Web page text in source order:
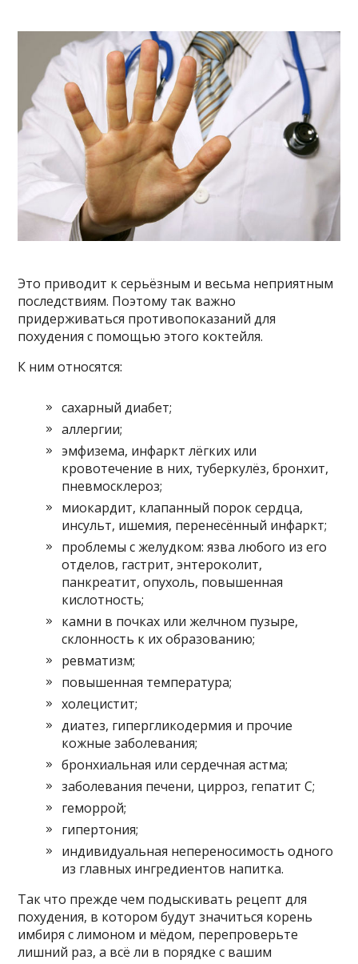
Это приводит к серьёзным и весьма неприятным
последствиям. Поэтому так важно
придерживаться противопоказаний для
похудения с помощью этого коктейля.
К ним относятся:
сахарный диабет;
аллергии;
эмфизема, инфаркт лёгких или
кровотечение в них, туберкулёз, бронхит,
пневмосклероз;
миокардит, клапанный порок сердца,
инсульт, ишемия, перенесённый инфаркт;
проблемы с желудком: язва любого из его
отделов, гастрит, энтероколит,
панкреатит, опухоль, повышенная
кислотность;
камни в почках или желчном пузыре,
склонность к их образованию;
ревматизм;
повышенная температура;
холецистит;
диатез, гипергликодермия и прочие
кожные заболевания;
бронхиальная или сердечная астма;
заболевания печени, цирроз, гепатит С;
геморрой;
гипертония;
индивидуальная непереносимость одного
из главных ингредиентов напитка.
Так что прежде чем подыскивать рецепт для
похудения, в котором будут значиться корень
имбиря с лимоном и мёдом, перепроверьте
лишний раз, а всё ли в порядке с вашим